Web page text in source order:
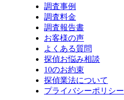
調査事例
調査料金
調査報告書
お客様の声
よくある質問
探偵お悩み相談
10のお約束
探偵業法について
プライバシーポリシー